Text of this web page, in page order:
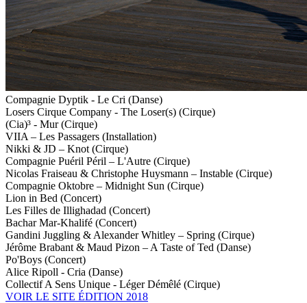
Compagnie Dyptik - Le Cri (Danse)
Losers Cirque Company - The Loser(s) (Cirque)
(Cia)³ - Mur (Cirque)
VIIA – Les Passagers (Installation)
Nikki & JD – Knot (Cirque)
Compagnie Puéril Péril – L'Autre (Cirque)
Nicolas Fraiseau & Christophe Huysmann – Instable (Cirque)
Compagnie Oktobre – Midnight Sun (Cirque)
Lion in Bed (Concert)
Les Filles de Illighadad (Concert)
Bachar Mar-Khalifé (Concert)
Gandini Juggling & Alexander Whitley – Spring (Cirque)
Jérôme Brabant & Maud Pizon – A Taste of Ted (Danse)
Po'Boys (Concert)
Alice Ripoll - Cria (Danse)
Collectif A Sens Unique - Léger Démêlé (Cirque)
VOIR LE SITE ÉDITION 2018